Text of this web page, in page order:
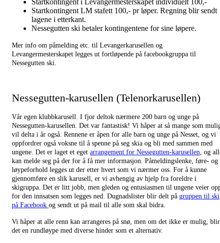
Startkontingent i Levangermesterskapet individuelt 100,-
Startkontingent LM stafett 100,- pr løper. Regning blir sendt
lagene i etterkant.
Nessegutten ski betaler kontingentene for sine løpere.
Mer info om påmelding etc. til Levangerkarusellen og
Levangermesterskapet legges ut fortløpende på facebookgruppa til
Nessegutten ski.
Nessegutten-karusellen (Telenorkarusellen)
Vår egen klubbkarusell. I fjor deltok nærmere 200 barn og unge på
Nessegutten-karusellen. Det var fantastisk! Vi håper at så mange som
vil delta i år også. Rennene er åpen for alle barn og unge på Nesset, og vi
oppfordrer også voksne til å spenne på seg skia og bli med sammen med
ungene. Det er laget et eget arrangement for Nessegutten-karusellen, og
kan melde seg på der for å få mer informasjon. Påmeldingslenke, føre- og
løypeforhold legges ut der etter hvert som vi nærmer oss. For å kunne
gjennomføre en slik karusell, er vi avhengig av hjelp fra foreldre i
skigruppa. Det er litt jobb, men gleden og entusiasmen til ungene veier
for den innsatsen som legges ned. Dugnadslister blir delt på gruppen til ski
på Facebook og sendt ut på mail til alle som skal bidra.
Vi håper at alle renn kan arrangeres på snø, men om det ikke er mulig, blir
det en rundløype med diverse hinder som et alternativ.